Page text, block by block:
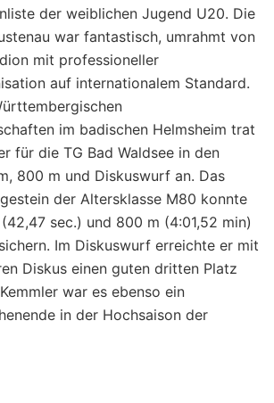
der weiblichen Jugend U20. Die
war fantastisch, umrahmt von
mit professioneller
auf internationalem Standard.
im badischen Helmsheim trat
für die TG Bad Waldsee in den
800 m und Diskuswurf an. Das
der Altersklasse M80 konnte
sec.) und 800 m (4:01,52 min)
Im Diskuswurf erreichte er mit
Diskus einen guten dritten Platz
war es ebenso ein
in der Hochsaison der